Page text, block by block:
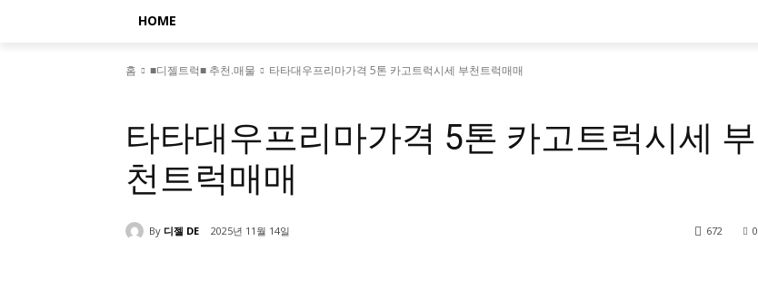
HOME
홈 ■디젤트럭■ 추천.매물 타타대우프리마가격 5톤 카고트럭시세 부천트럭매매
타타대우프리마가격 5톤 카고트럭시세 부
천트럭매매
By 디젤 DE 2025년 11월 14일 0
672